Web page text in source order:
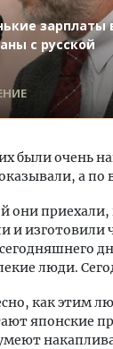
зарплаты
с русской
были очень
а по
они приехали,
и
люди.
как этим
японские